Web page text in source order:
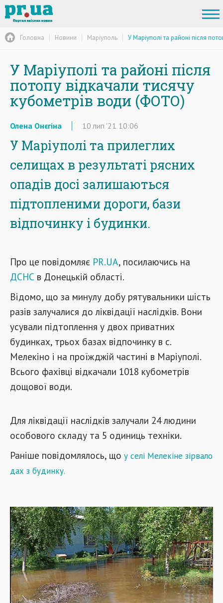
Головна Новини Маріуполь У Маріуполі та районі після
У Маріуполі та районі після
потопу відкачали тисячу
кубометрів води (ФОТО)
Олена Онєгіна 10 лип '21 10:06
У Маріуполі та прилеглих
селищах в результаті рясних
опадів досі залишаються
підтопленими дороги, бази
відпочинку і будинки.
Про це повідомляє PR.UA, посилаючись на
ДСНС в Донецькій області.
Відомо, що за минулу добу рятувальники шість
разів залучалися до ліквідації наслідків. Вони
усували підтоплення у двох приватних
будинках, трьох базах відпочинку в с.
Мелекіно і на проїжджій частині в Маріуполі.
Всього фахівці відкачали 1018 кубометрів
дощової води.
Для ліквідації наслідків залучали 24 людини
особового складу та 5 одиниць техніки.
Раніше повідомлялось, що у селі Мелекіне зірвало
дах з будинку.